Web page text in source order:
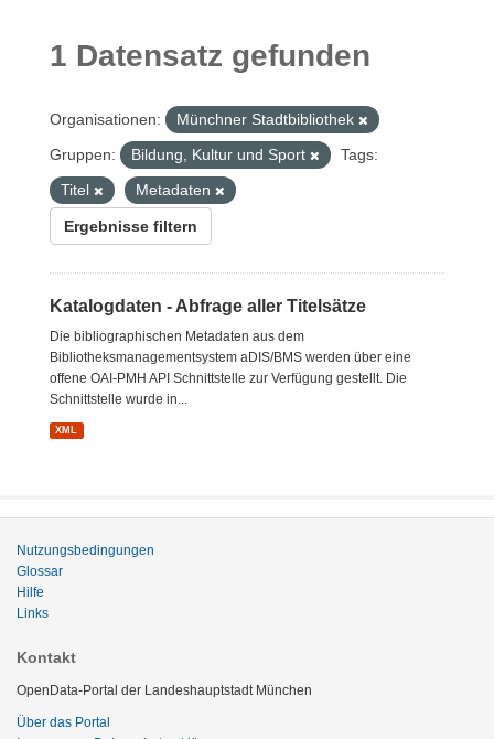
1 Datensatz gefunden
Organisationen:
Münchner Stadtbibliothek
Gruppen:
Bildung, Kultur und Sport
Tags:
Titel
Metadaten
Ergebnisse filtern
Katalogdaten - Abfrage aller Titelsätze
Die bibliographischen Metadaten aus dem
Bibliotheksmanagementsystem aDIS/BMS werden über eine
offene OAI-PMH API Schnittstelle zur Verfügung gestellt. Die
Schnittstelle wurde in...
XML
Nutzungsbedingungen
Glossar
Hilfe
Links
Kontakt
OpenData-Portal der Landeshauptstadt München
Über das Portal